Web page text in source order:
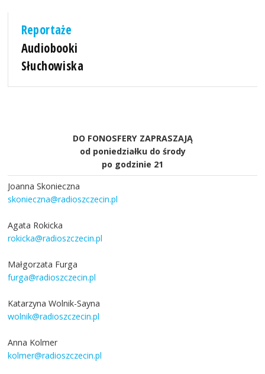
Reportaże
Audiobooki
Słuchowiska
DO FONOSFERY ZAPRASZAJĄ
od poniedziałku do środy
po godzinie 21
Joanna Skonieczna
skonieczna@radioszczecin.pl
Agata Rokicka
rokicka@radioszczecin.pl
Małgorzata Furga
furga@radioszczecin.pl
Katarzyna Wolnik-Sayna
wolnik@radioszczecin.pl
Anna Kolmer
kolmer@radioszczecin.pl